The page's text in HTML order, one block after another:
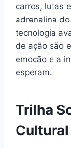
carros, lutas
adrenalina
tecnologia
de ação são
emoção e a
esperam.
Trilha
Cultural